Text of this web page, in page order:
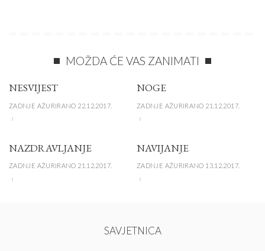
MOŽDA ĆE VAS ZANIMATI
NESVIJEST
ZADNJE AŽURIRANO 22.12.2017.
NOGE
ZADNJE AŽURIRANO 21.12.2017.
NAZDRAVLJANJE
ZADNJE AŽURIRANO 21.12.2017.
NAVIJANJE
ZADNJE AŽURIRANO 13.12.2017.
SAVJETNICA